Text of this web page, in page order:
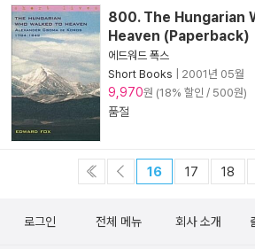
800. The Hungarian
Heaven (Paperback)
에드워드 폭스
Short Books
2001년 05월
9,970원 (18% 할인 / 500원)
품절
16 17 18
로그인 전체 메뉴 회사 소개